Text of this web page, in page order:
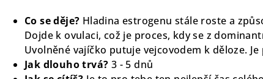
Co se děje? Hladina estrogenu stále roste a
Dojde k ovulaci, což je proces, kdy se z
Uvolněné vajíčko putuje vejcovodem k děloze.
Jak dlouho trvá? 3 - 5 dnů